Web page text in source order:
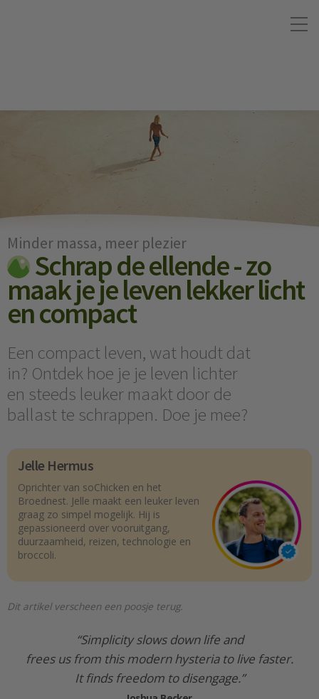
Minder massa, meer plezier
Schrap de ellende - zo
maak je je leven lekker licht
en compact
Een compact leven, wat houdt dat
in? Ontdek hoe je je leven lichter
en steeds leuker maakt door de
ballast te schrappen. Doe je mee?
Jelle Hermus
Oprichter van soChicken en het
Broednest. Jelle maakt een leuker leven
graag zo simpel mogelijk. Hij is
gepassioneerd over vooruitgang,
duurzaamheid, reizen, technologie en
broccoli.
Dit artikel verscheen een poosje terug.
“Simplicity slows down life and
frees us from this modern hysteria to live faster.
It finds freedom to disengage.”